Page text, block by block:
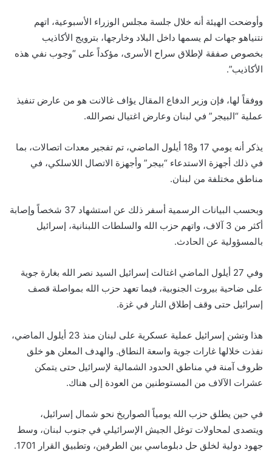
وأوضحت الهيئة أنه خلال جلسة مجلس الوزراء الأسبوعية، اتهم
نتنياهو جهات لم يسمها داخل البلاد وخارجها، بترويج الأكاذيب
بخصوص صفقة لإطلاق سراح الأسرى، مؤكداً على “وجوب نفي هذه
الأكاذيب”.
ووفقاً لها، فإن وزير الدفاع المقال يؤاف غالانت هو من عارض تنفيذ
عملية “البيجر” في لبنان وعارض اغتيال نصرالله.
يذكر أنه يومي 17 و18 أيلول الماضي، تم تفجير معدات اتصالات، بما
في ذلك أجهزة الاستدعاء “بيجر” وأجهزة الاتصال اللاسلكي، في
مناطق مختلفة من لبنان.
وبحسب البيانات الرسمية أسفر ذلك عن استشهاد 37 شخصاً وإصابة
أكثر من 3 آلاف، واتهم حزب الله والسلطات اللبنانية، إسرائيل
بالمسؤولية عن الحادث.
وفي 27 أيلول الماضي اغتالت إسرائيل السيد نصر الله بغارة جوية
على ضاحية بيروت الجنوبية، فيما تعهد حزب الله بمواصلة قصف
إسرائيل حتى وقف إطلاق النار في غزة.
هذا وتشن إسرائيل عملية عسكرية على لبنان منذ 23 أيلول الماضي،
نفذت خلالها غارات جوية واسعة النطاق. والهدف المعلن هو خلق
ظروف آمنة في مناطق الحدود الشمالية لإسرائيل حتى يتمكن
عشرات الآلاف من المستوطنين من العودة إلى هناك.
في حين يطلق حزب الله يومياً الصواريخ نحو شمال إسرائيل،
ويتصدى لمحاولات توغل الجيش الإسرائيلي في جنوب لبنان، وسط
جهود دولية لخلق حل دبلوماسي بين الطرفين، وتطبيق القرار 1701.